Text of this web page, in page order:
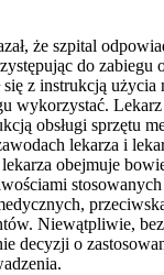
że szpital
do zabiegu
się z instrukcją
wykorzystać.
obsługi sprzętu
lekarza i
obejmuje
Niewątpliwie,
decyzji o